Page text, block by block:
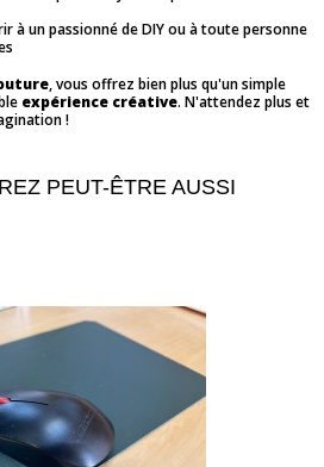
à un passionné de DIY ou à toute personne
, vous offrez bien plus qu'un simple
expérience créative. N'attendez plus et
!
PEUT-ÊTRE AUSSI